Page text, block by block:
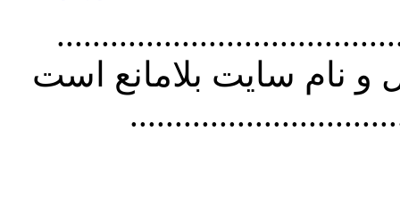
استفاده از
نام سايت بلامانع است